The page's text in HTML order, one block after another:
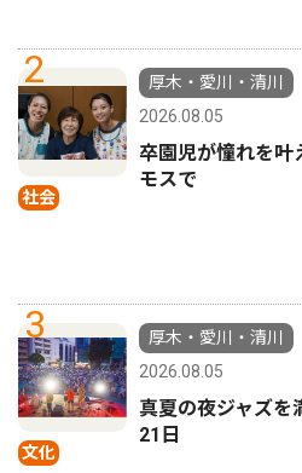
2
社会
厚木・愛川・清川
2026.08.05
卒園児が憧れを
モスで
3
文化
厚木・愛川・清川
2026.08.05
真夏の夜ジャズ
21日